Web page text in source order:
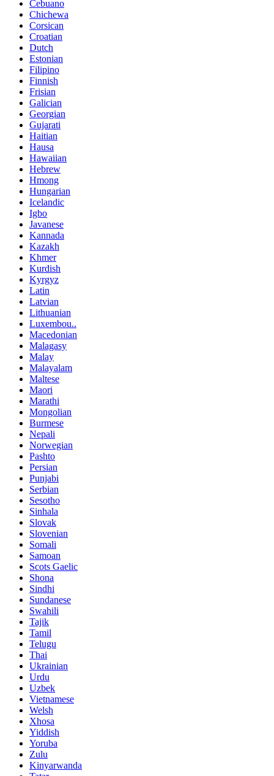
Cebuano
Chichewa
Corsican
Croatian
Dutch
Estonian
Filipino
Finnish
Frisian
Galician
Georgian
Gujarati
Haitian
Hausa
Hawaiian
Hebrew
Hmong
Hungarian
Icelandic
Igbo
Javanese
Kannada
Kazakh
Khmer
Kurdish
Kyrgyz
Latin
Latvian
Lithuanian
Luxembou..
Macedonian
Malagasy
Malay
Malayalam
Maltese
Maori
Marathi
Mongolian
Burmese
Nepali
Norwegian
Pashto
Persian
Punjabi
Serbian
Sesotho
Sinhala
Slovak
Slovenian
Somali
Samoan
Scots Gaelic
Shona
Sindhi
Sundanese
Swahili
Tajik
Tamil
Telugu
Thai
Ukrainian
Urdu
Uzbek
Vietnamese
Welsh
Xhosa
Yiddish
Yoruba
Zulu
Kinyarwanda